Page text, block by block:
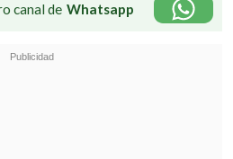
canal de Whatsapp